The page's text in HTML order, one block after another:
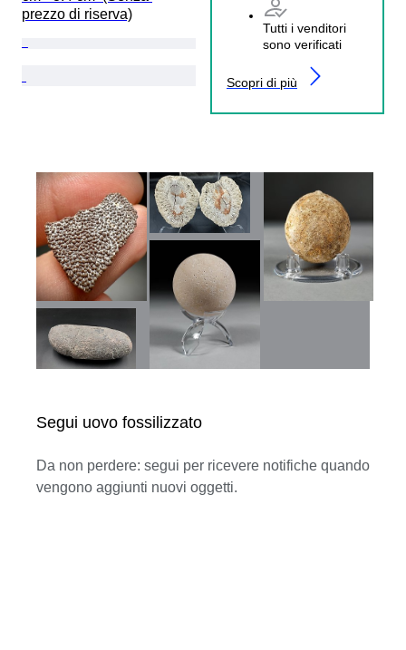
prezzo di riserva)
Tutti i venditori
sono verificati
Scopri di più
Segui uovo fossilizzato
Da non perdere: segui per ricevere notifiche quando
vengono aggiunti nuovi oggetti.